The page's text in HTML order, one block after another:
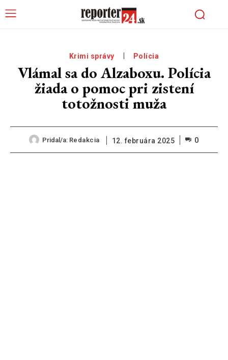
Krimi správy Polícia
Vlámal sa do Alzaboxu. Polícia
žiada o pomoc pri zistení
totožnosti muža
Pridal/a: Redakcia 12. februára 2025 0